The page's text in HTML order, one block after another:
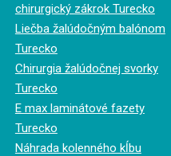
chirurgický zákrok Turecko
Liečba žalúdočným balónom
Turecko
Chirurgia žalúdočnej svorky
Turecko
E max laminátové fazety
Turecko
Náhrada kolenného kĺbu